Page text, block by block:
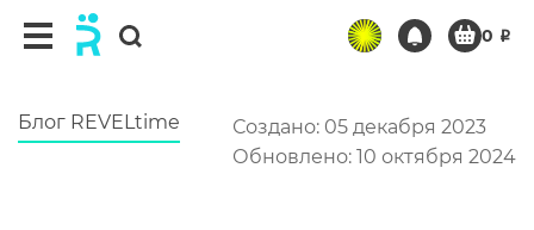
Блог REVELtime
Создано: 05 декабря 2023
Обновлено: 10 октября 2024